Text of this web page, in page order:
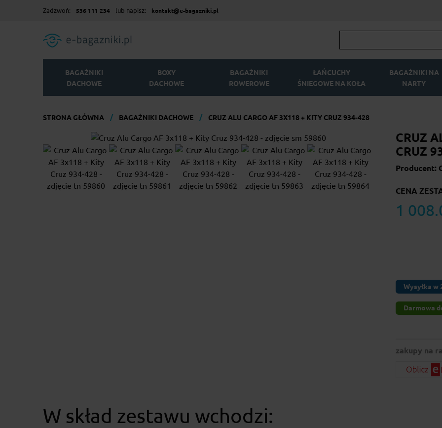
Zadzwoń: 536 111 234 lub napisz: kontakt@e-bagazniki.pl
BAGAŻNIKI
DACHOWE
BOXY
DACHOWE
BAGAŻNIKI
ROWEROWE
ŁAŃCUCHY
ŚNIEGOWE NA KOŁA
BAGAŻNIKI NA
NARTY
STRONA GŁÓWNA BAGAŻNIKI DACHOWE CRUZ ALU CARGO AF 3X118 + KITY CRUZ 934-428
CRUZ
CRUZ
Producent:
CENA
1
Wysyłka w
Darmowa
zakupy na
W skład zestawu wchodzi: